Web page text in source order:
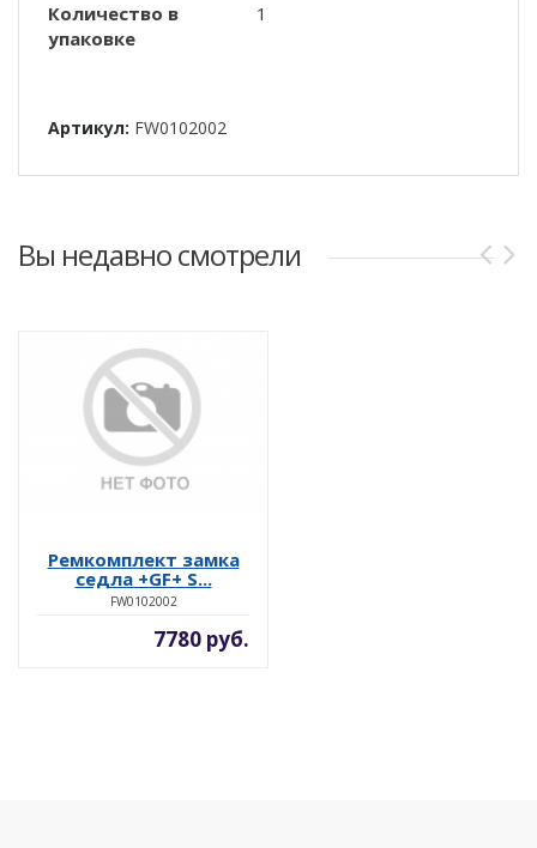
Количество в
упаковке
1
Артикул: FW0102002
Вы недавно смотрели
Ремкомплект замка
седла +GF+ S...
FW0102002
7780 руб.